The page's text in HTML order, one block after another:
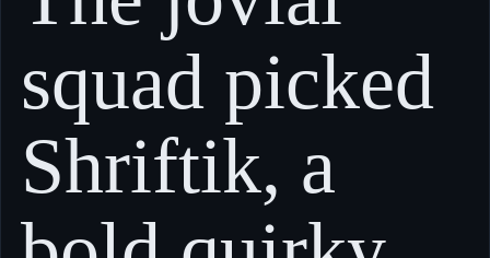
squad picked
Shriftik, a